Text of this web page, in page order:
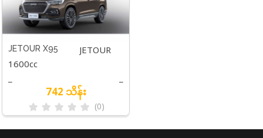
JETOUR X95
COCO BROWN ( 5
JETOUR
SEATS )
1600cc
_ _
742 သိန်း
(0)